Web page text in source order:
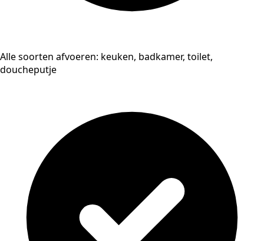
Alle soorten afvoeren: keuken, badkamer, toilet,
doucheputje